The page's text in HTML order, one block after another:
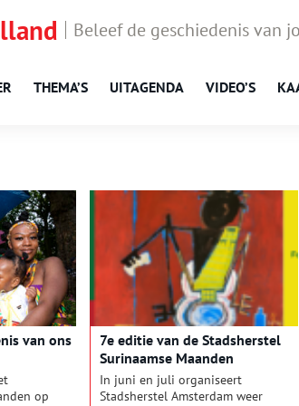
Beleef de geschiedenis van
THEMA’S UITAGENDA VIDEO’S
van ons
op
7e editie van de Stadsherstel
Surinaamse Maanden
In juni en juli organiseert
Stadsherstel Amsterdam weer